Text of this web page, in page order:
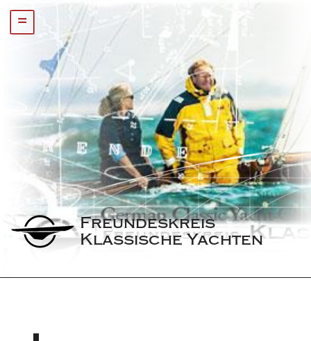
=
Freundeskreis
Klassische Yachten